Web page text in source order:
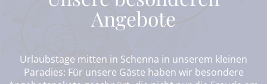
Angebote
Urlaubstage mitten in Schenna in unserem kleinen
Paradies: Für unsere Gäste haben wir besondere